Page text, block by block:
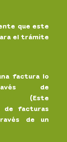
que este
el trámite
factura lo
de
(Este
de facturas
de un